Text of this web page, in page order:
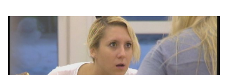
preverili, kako se spominja svojega prvega poljuba ...
Še posebej zdaj, ko je prvega doživel tudi v šovu.
Medtem ko ga je Anjin poljub osrečil, pa je bil tisti prvi
pravi poljub precej boleč, priznava v smehu.